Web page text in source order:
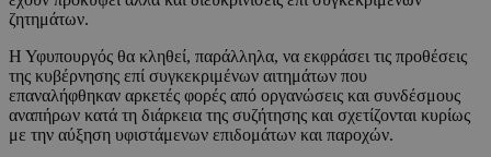
ζητημάτων.
Η Υφυπουργός θα κληθεί, παράλληλα, να εκφράσει τις προθέσεις
της κυβέρνησης επί συγκεκριμένων αιτημάτων που
επαναλήφθηκαν αρκετές φορές από οργανώσεις και συνδέσμους
αναπήρων κατά τη διάρκεια της συζήτησης και σχετίζονται κυρίως
με την αύξηση υφιστάμενων επιδομάτων και παροχών.